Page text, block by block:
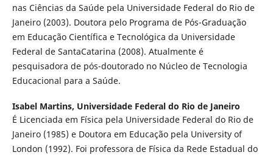
nas Ciências da Saúde pela Universidade Federal do Rio de
Janeiro (2003). Doutora pelo Programa de Pós-Graduação
em Educação Científica e Tecnológica da Universidade
Federal de SantaCatarina (2008). Atualmente é
pesquisadora de pós-doutorado no Núcleo de Tecnologia
Educacional para a Saúde.
Isabel Martins, Universidade Federal do Rio de Janeiro
É Licenciada em Física pela Universidade Federal do Rio de
Janeiro (1985) e Doutora em Educação pela University of
London (1992). Foi professora de Física da Rede Estadual do